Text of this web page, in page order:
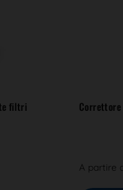
filtri Correttore
A partire